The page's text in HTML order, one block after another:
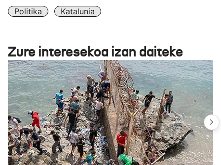
Politika Katalunia
Zure interesekoa izan daiteke